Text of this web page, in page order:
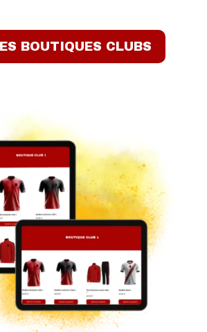
BOUTIQUES CLUBS